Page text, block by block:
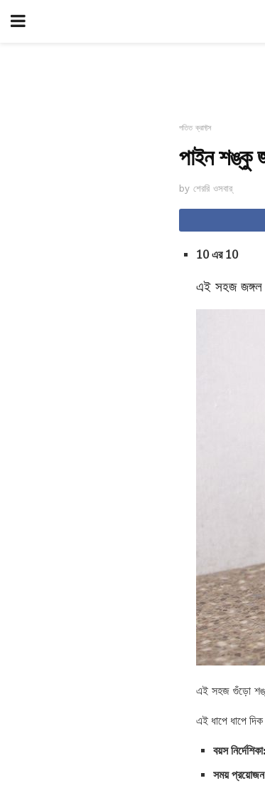
পতিত ক্রাফ্টস
পাইন শঙ্কু
by শেররি ওসবার্
10 এর 10
এই সহজ জঙ্গল
এই সহজ গুঁড়ো
এই ধাপে ধাপে
বয়স
সময়